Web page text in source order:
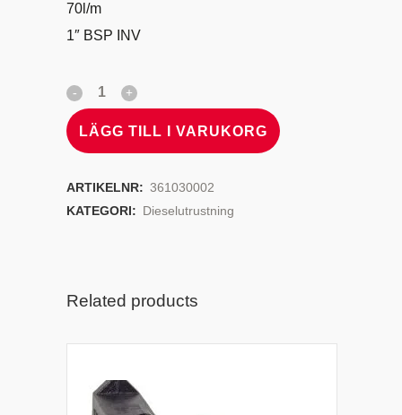
70l/m
1″ BSP INV
LÄGG TILL I VARUKORG
ARTIKELNR: 361030002
KATEGORI: Dieselutrustning
Related products